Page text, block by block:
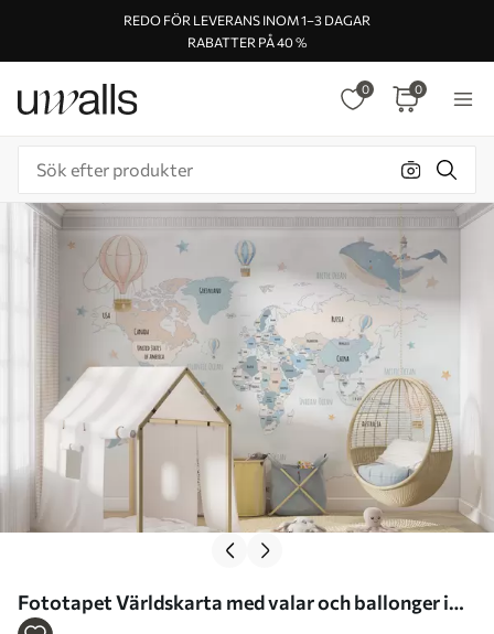
REDO FÖR LEVERANS INOM 1–3 DAGAR
RABATTER PÅ 40 %
0 0
Fototapet Världskarta med valar och ballonger i